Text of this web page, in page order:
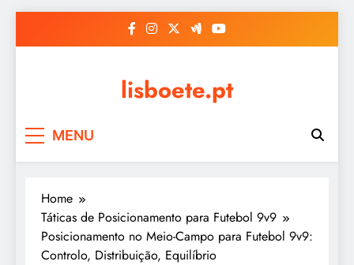
lisboete.pt
MENU
Home
Táticas de Posicionamento para Futebol 9v9
Posicionamento no Meio-Campo para Futebol 9v9:
Controlo, Distribuição, Equilíbrio